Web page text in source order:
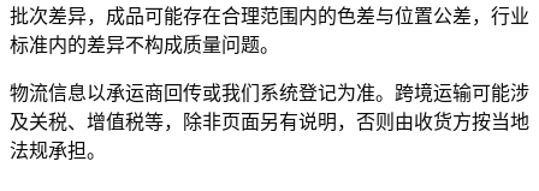
批次差异，成品可能存在合理范围内的色差与位置公差，行业
标准内的差异不构成质量问题。
物流信息以承运商回传或我们系统登记为准。跨境运输可能涉
及关税、增值税等，除非页面另有说明，否则由收货方按当地
法规承担。